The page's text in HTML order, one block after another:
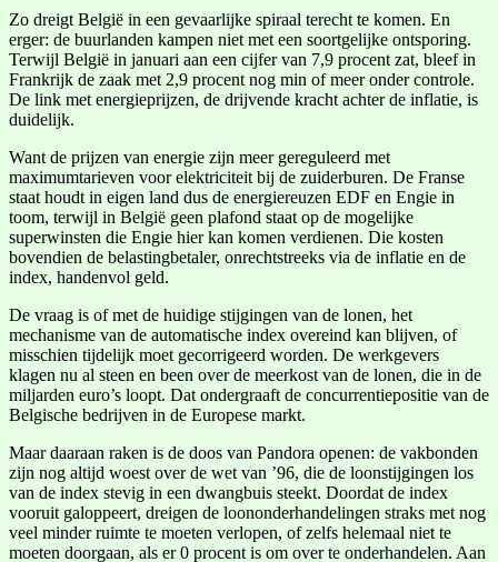
Zo dreigt België in een gevaarlijke spiraal terecht te komen. En
erger: de buurlanden kampen niet met een soortgelijke ontsporing.
Terwijl België in januari aan een cijfer van 7,9 procent zat, bleef in
Frankrijk de zaak met 2,9 procent nog min of meer onder controle.
De link met energieprijzen, de drijvende kracht achter de inflatie, is
duidelijk.
Want de prijzen van energie zijn meer gereguleerd met
maximumtarieven voor elektriciteit bij de zuiderburen. De Franse
staat houdt in eigen land dus de energiereuzen EDF en Engie in
toom, terwijl in België geen plafond staat op de mogelijke
superwinsten die Engie hier kan komen verdienen. Die kosten
bovendien de belastingbetaler, onrechtstreeks via de inflatie en de
index, handenvol geld.
De vraag is of met de huidige stijgingen van de lonen, het
mechanisme van de automatische index overeind kan blijven, of
misschien tijdelijk moet gecorrigeerd worden. De werkgevers
klagen nu al steen en been over de meerkost van de lonen, die in de
miljarden euro’s loopt. Dat ondergraaft de concurrentiepositie van de
Belgische bedrijven in de Europese markt.
Maar daaraan raken is de doos van Pandora openen: de vakbonden
zijn nog altijd woest over de wet van ’96, die de loonstijgingen los
van de index stevig in een dwangbuis steekt. Doordat de index
vooruit galoppeert, dreigen de loononderhandelingen straks met nog
veel minder ruimte te moeten verlopen, of zelfs helemaal niet te
moeten doorgaan, als er 0 procent is om over te onderhandelen. Aan